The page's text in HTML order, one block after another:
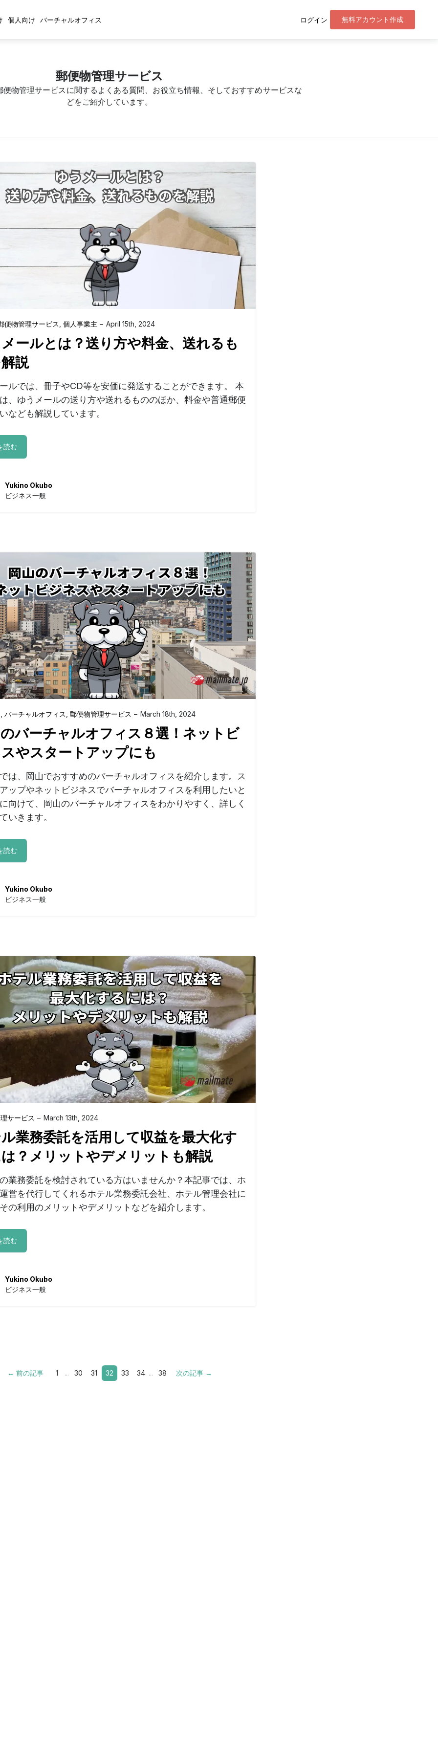
個人向け バーチャルオフィス 無料アカウント作成
ログイン
郵便物管理サービス
物管理サービスに関するよくある質問、お役立ち情報、そしておすすめサービスな
どをご紹介しています。
便物管理サービス 個人事業主 April 15th, 2024
ールとは？送り方や料金、送れるも
説
ルでは、冊子やCD等を安価に発送することができます。 本
、ゆうメールの送り方や送れるもののほか、料金や普通郵便
なども解説しています。
読む
Yukino Okubo
ビジネス一般
バーチャルオフィス 郵便物管理サービス March 18th, 2024
バーチャルオフィス８選！ネットビ
やスタートアップにも
は、岡山でおすすめのバーチャルオフィスを紹介します。ス
ップやネットビジネスでバーチャルオフィスを利用したいと
向けて、岡山のバーチャルオフィスをわかりやすく、詳しく
いきます。
読む
Yukino Okubo
ビジネス一般
サービス March 13th, 2024
業務委託を活用して収益を最大化す
？メリットやデメリットも解説
業務委託を検討されている方はいませんか？本記事では、ホ
営を代行してくれるホテル業務委託会社、ホテル管理会社に
の利用のメリットやデメリットなどを紹介します。
読む
Yukino Okubo
ビジネス一般
← 前の記事 1 ... 30 31 32 33 34 ... 38 次の記事 →